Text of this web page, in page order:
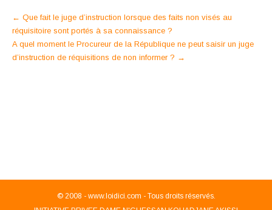
Post
navigation
← Que fait le juge d’instruction lorsque des faits non visés au
réquisitoire sont portés à sa connaissance ?
A quel moment le Procureur de la République ne peut saisir un juge
d’instruction de réquisitions de non informer ? →
© 2008 - www.loidici.com - Tous droits réservés.